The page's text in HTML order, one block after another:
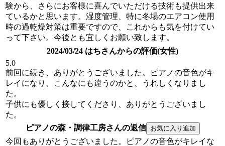
験から、さらにお客様に喜んでいただける技術も提供出来
ているかと思います。湿度管理、特に冬場のエアコン使用
時の過乾燥対策は重要ですので、これからも気を付けてい
って下さい。今後とも宜しくお願い致します。
2024/03/24 はちさんからの評価(女性)
5.0
前回に続き、ありがとうございました。ピアノの音色がキ
レイになり、こんなにも違うのかと、うれしくなりまし
た。
子供にも優しく接してくださり、ありがとうございまし
た。
ピアノの森・調律工房さんの返信
今回もありがとうございました。ピアノの音色がキレイな